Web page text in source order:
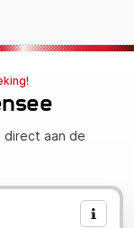
direct aan de